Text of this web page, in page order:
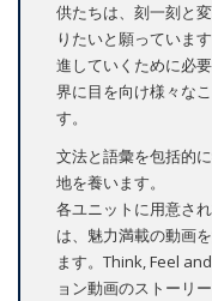
供たちは、刻一刻と
りたいと願っていま
進していくために必
界に目を向け様々な
す。
文法と語彙を包括的
地を養います。
各ユニットに用意さ
は、魅力満載の動画
ます。Think, Feel
ョン動画のストーリ